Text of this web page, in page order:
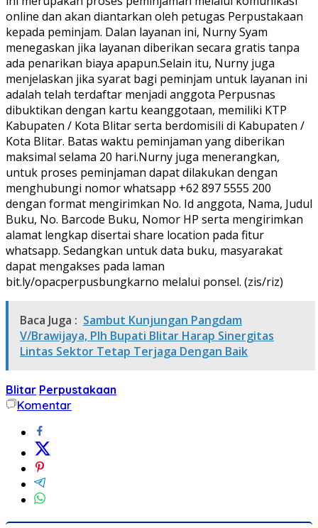
online dan akan diantarkan oleh petugas Perpustakaan
kepada peminjam. Dalan layanan ini, Nurny Syam
menegaskan jika layanan diberikan secara gratis tanpa
ada penarikan biaya apapun.Selain itu, Nurny juga
menjelaskan jika syarat bagi peminjam untuk layanan ini
adalah telah terdaftar menjadi anggota Perpusnas
dibuktikan dengan kartu keanggotaan, memiliki KTP
Kabupaten / Kota Blitar serta berdomisili di Kabupaten /
Kota Blitar. Batas waktu peminjaman yang diberikan
maksimal selama 20 hari.Nurny juga menerangkan,
untuk proses peminjaman dapat dilakukan dengan
menghubungi nomor whatsapp +62 897 5555 200
dengan format mengirimkan No. Id anggota, Nama, Judul
Buku, No. Barcode Buku, Nomor HP serta mengirimkan
alamat lengkap disertai share location pada fitur
whatsapp. Sedangkan untuk data buku, masyarakat
dapat mengakses pada laman
bit.ly/opacperpusbungkarno melalui ponsel. (zis/riz)
Baca Juga : Sambut Kunjungan Pangdam
V/Brawijaya, Plh Bupati Blitar Harap Sinergitas
Lintas Sektor Tetap Terjaga Dengan Baik
Blitar Perpustakaan
Komentar